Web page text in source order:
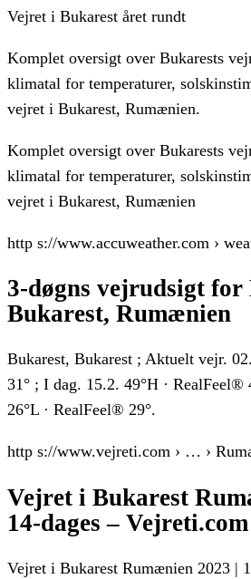
Vejret i Bukarest året rundt
Komplet oversigt over Bukarests
klimatal for temperaturer,
vejret i Bukarest, Rumænien.
Komplet oversigt over Bukarests
klimatal for temperaturer,
vejret i Bukarest, Rumænien
http s://www.accuweather.com ›
3-døgns vejrudsigt for
Bukarest, Rumænien
Bukarest, Bukarest ; Aktuelt vejr.
31° ; I dag. 15.2. 49°H · RealFeel®
26°L · RealFeel® 29°.
http s://www.vejreti.com › … ›
Vejret i Bukarest
14-dages – Vejreti.com
Vejret i Bukarest Rumænien 2023 |